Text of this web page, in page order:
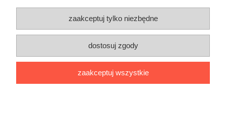
zaakceptuj tylko niezbędne
dostosuj zgody
zaakceptuj wszystkie